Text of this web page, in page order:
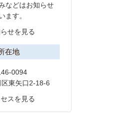
などはお知らせ
ます。
せを見る
在地
0094
東矢口2-18-6
スを見る